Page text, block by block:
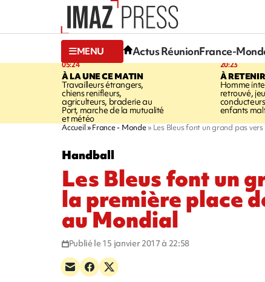
MENU Actus RéunionFrance-
05:24
À LA UNE CE MATIN
Travailleurs étrangers,
chiens renifleurs,
agriculteurs, braderie au
Port, marche de la mutualité
et météo
20:23
À
Homme
retrouvé,
enfants
Accueil France - Monde Les Bleus font un grand pas
Handball
Les Bleus font un
la première place
au Mondial
Publié le 15 janvier 2017 à 22:58